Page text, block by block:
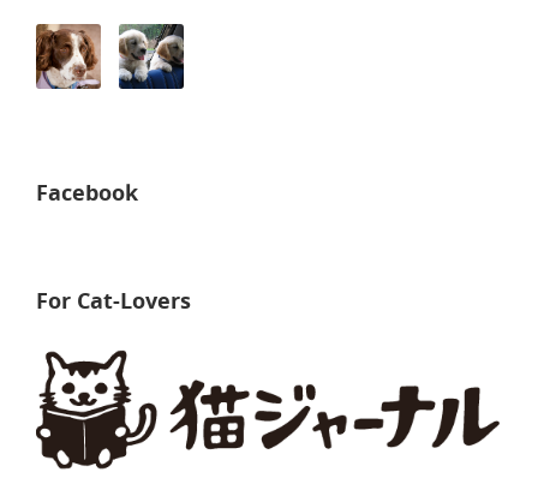
Facebook
For Cat-Lovers